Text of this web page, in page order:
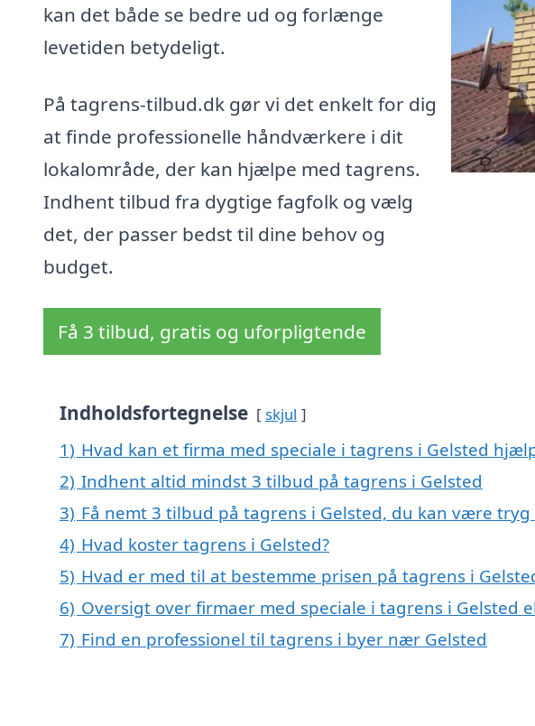
kan det både se bedre ud og forlænge
levetiden betydeligt.
På tagrens-tilbud.dk gør vi det enkelt for dig
at finde professionelle håndværkere i dit
lokalområde, der kan hjælpe med tagrens.
Indhent tilbud fra dygtige fagfolk og vælg
det, der passer bedst til dine behov og
budget.
Få 3 tilbud, gratis og uforpligtende
Indholdsfortegnelse skjul
1) Hvad kan et firma med speciale i tagrens i Gelsted
2) Indhent altid mindst 3 tilbud på tagrens i Gelsted
3) Få nemt 3 tilbud på tagrens i Gelsted, du kan være tryg
4) Hvad koster tagrens i Gelsted?
5) Hvad er med til at bestemme prisen på tagrens i
6) Oversigt over firmaer med speciale i tagrens i Gelsted
7) Find en professionel til tagrens i byer nær Gelsted